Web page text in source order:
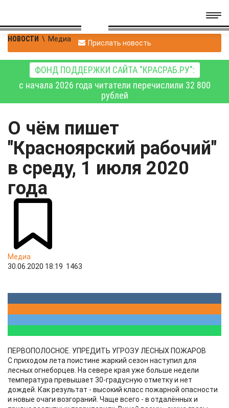
НОВОСТИ \ Медиа Прислать новость
ФОНД ПОДДЕРЖКИ САЙТА "КРАСРАБ.РУ":
с начала 2026 года читатели перечислили 32 800
рублей
О чём пишет
"Красноярский рабочий"
в среду, 1 июля 2020
года
Медиа
30.06.2020 18:19 1463
ПЕРВОПОЛОСНОЕ. УПРЕДИТЬ УГРОЗУ ЛЕСНЫХ ПОЖАРОВ
С приходом лета поистине жаркий сезон наступил для
лесных огнеборцев. На севере края уже больше недели
температура превышает 30-градусную отметку и нет
дождей. Как результат - высокий класс пожарной опасности
и новые очаги возгораний. Чаще всего - в отдалённых и